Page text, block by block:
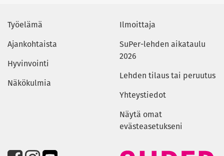
Työelämä
Ajankohtaista
Hyvinvointi
Näkökulmia
Ilmoittaja
SuPer-lehden aikataulu
2026
Lehden tilaus tai peruutus
Yhteystiedot
Näytä omat
evästeasetukseni